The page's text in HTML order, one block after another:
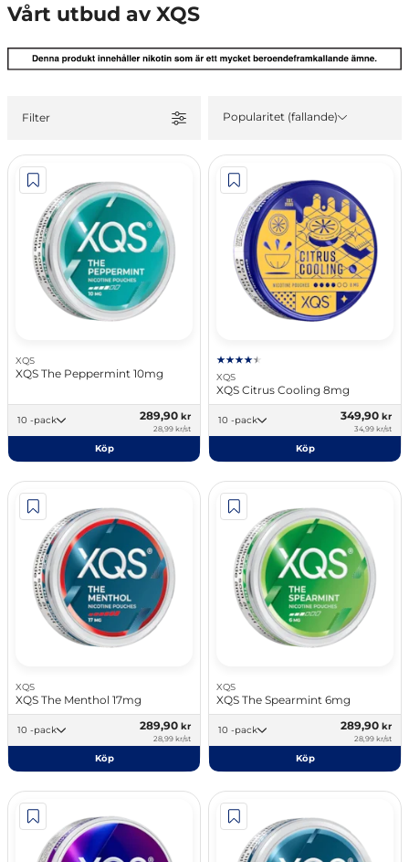
Vårt utbud av XQS
Filter Popularitet (fallande)
XQS
XQS The Peppermint 10mg
10 -pack 289,90 kr
28,99 kr/st
Köp
XQS
XQS Citrus Cooling 8mg
10 -pack 349,90 kr
34,99 kr/st
Köp
XQS
XQS The Menthol 17mg
10 -pack 289,90 kr
28,99 kr/st
Köp
XQS
XQS The Spearmint 6mg
10 -pack 289,90 kr
28,99 kr/st
Köp